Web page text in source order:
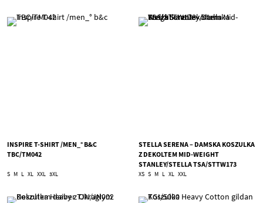
INSPIRE T-SHIRT /MEN_° B&C
TBC/TM042
S M L XL XXL 3XL
STELLA SERENA – DAMSKA KOSZULKA
Z DEKOLTEM MID-WEIGHT
STANLEY/STELLA TSA/STTW173
XS S M L XL XXL